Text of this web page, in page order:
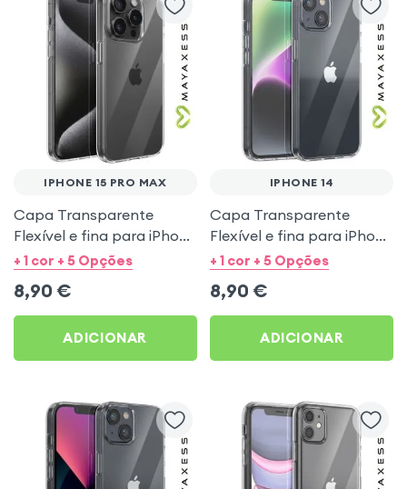
IPHONE 15 PRO MAX
Capa Transparente
Flexível e fina para iPhone
15 Pro Max - Mayaxess
+ 1 cor + 5 Opções
8,90 €
ADICIONAR
IPHONE 14
Capa Transparente
Flexível e fina para iPhone
14 - Mayaxess
+ 1 cor + 5 Opções
8,90 €
ADICIONAR